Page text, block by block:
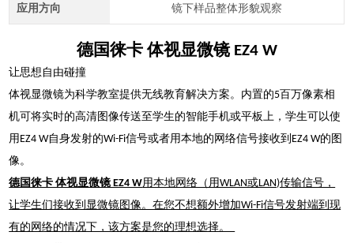
应用方向 镜下样品整体形貌观察
德国徕卡 体视显微镜 EZ4 W
让思想自由碰撞
体视显微镜为科学教室提供无线教育解决方案。内置的5百万像素相
机可将实时的高清图像传送至学生的智能手机或平板上，学生可以使
用EZ4 W自身发射的Wi-Fi信号或者用本地的网络信号接收到EZ4 W的图
像。
德国徕卡 体视显微镜 EZ4 W用本地网络（用WLAN或LAN)传输信号，
让学生们接收到显微镜图像。在您不想额外增加Wi-Fi信号发射端到现
有的网络的情况下，该方案是您的理想选择。